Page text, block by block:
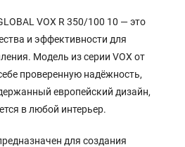
VOX R 350/100 10 — это
и эффективности для
Модель из серии VOX от
проверенную надёжность,
европейский дизайн,
в любой интерьер.
для создания